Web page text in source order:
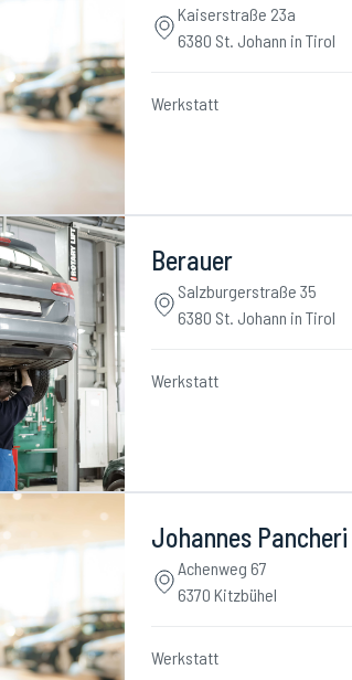
Kaiserstraße 23a
6380 St. Johann in Tirol
Werkstatt
Berauer
Salzburgerstraße 35
6380 St. Johann in Tirol
Werkstatt
Johannes Pancheri
Achenweg 67
6370 Kitzbühel
Werkstatt